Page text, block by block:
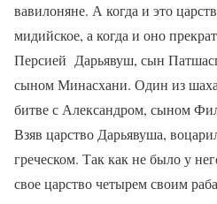
вавилоняне. А когда и это
мидийское, а когда и оно
Персией Дарьявуш, сын
сыном Минасхани. Один из
битве с Александром, сыном
Взяв царство Дарьявуша,
греческом. Так как не было у
свое царство четырем своим